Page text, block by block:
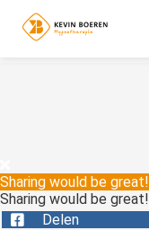
Sharing would be great!
Sharing would be great!
Delen